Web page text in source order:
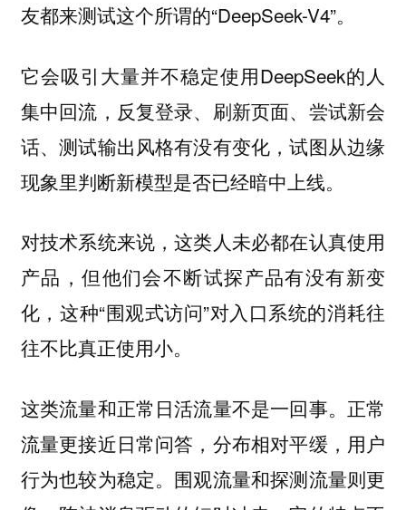
友都来测试这个所谓的“DeepSeek-V4”。
它会吸引大量并不稳定使用DeepSeek的人
集中回流，反复登录、刷新页面、尝试新会
话、测试输出风格有没有变化，试图从边缘
现象里判断新模型是否已经暗中上线。
对技术系统来说，这类人未必都在认真使用
产品，但他们会不断试探产品有没有新变
化，这种“围观式访问”对入口系统的消耗往
往不比真正使用小。
这类流量和正常日活流量不是一回事。正常
流量更接近日常问答，分布相对平缓，用户
行为也较为稳定。围观流量和探测流量则更